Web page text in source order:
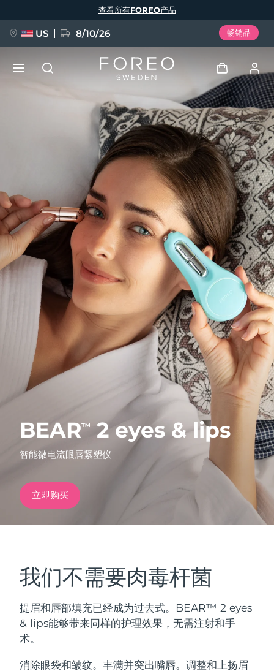
BEAR™2 eyes & lips
智能微电流眼唇紧塑仪
立即购买
我们不需要肉毒杆菌
提眉和唇部填充已经成为过去式。BEAR™ 2 eyes
& lips能够带来同样的护理效果，无需注射和手
术。
消除眼袋和皱纹。丰满并突出嘴唇。调整和上扬眉
查看所有FOREO产品
US 8/10/26 畅销品
登录
用户信息
我的设备
我的订单
我的地址
我的订阅
FAQ™ Pure Beauty-Tech Elixir
BREAKING NEWS
issa™ Teeth Whitening Set
FAQ™ Dual LED Panel
热门产品
特别优惠 畅销产品
红光疗法
面部清洁
Anti-aging massage
紧致提拉
Microcurrent toning
Deutsch
Español
Italiano
Português
Polski
Svenska
Русский
Türkçe
简体中文 繁體中文
发货国家
预计送达日期 8/10/26
英国 预计送达日期8/9/26
西班牙 预计送达日期8/9/26
预计送达日期 8/12/26
法国 预计送达日期8/9/26
德国 预计送达日期
加拿大 预计送达日期 8/13/26
奥地利 预计送达日期
比利时 预计送达日期8/9/26